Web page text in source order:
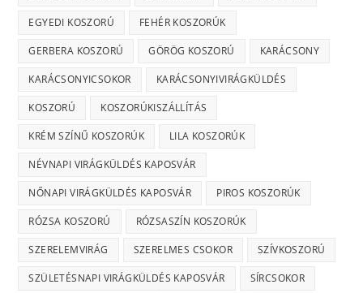
EGYEDI KOSZORÚ FEHÉR KOSZORÚK
GERBERA KOSZORÚ GÖRÖG KOSZORÚ KARÁCSONY
KARÁCSONYICSOKOR KARÁCSONYIVIRÁGKÜLDÉS
KOSZORÚ KOSZORÚKISZÁLLÍTÁS
KRÉM SZÍNŰ KOSZORÚK LILA KOSZORÚK
NÉVNAPI VIRÁGKÜLDÉS KAPOSVÁR
NŐNAPI VIRÁGKÜLDÉS KAPOSVÁR PIROS KOSZORÚK
RÓZSA KOSZORÚ RÓZSASZÍN KOSZORÚK
SZERELEMVIRÁG SZERELMES CSOKOR SZÍVKOSZORÚ
SZÜLETÉSNAPI VIRÁGKÜLDÉS KAPOSVÁR SÍRCSOKOR